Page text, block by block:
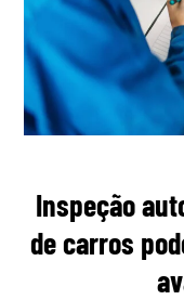
Inspeção
de carros